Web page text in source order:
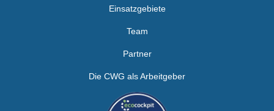
Einsatzgebiete
Team
Partner
Die CWG als Arbeitgeber